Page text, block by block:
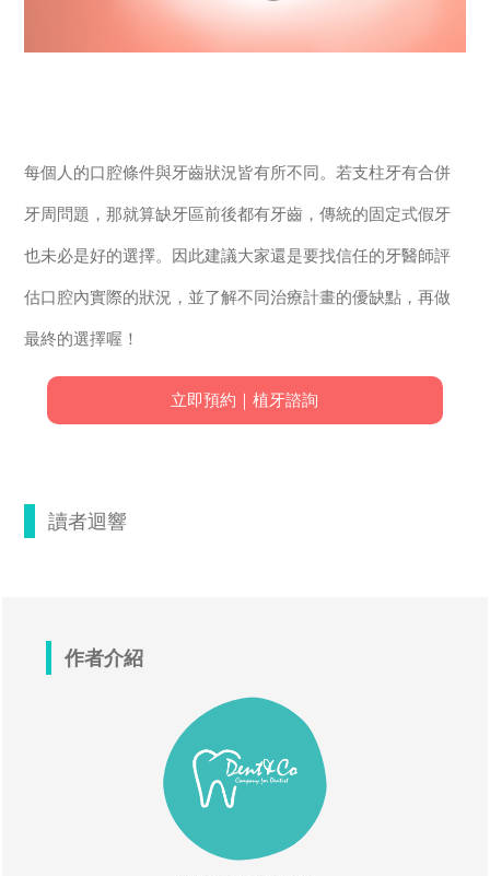
每個人的口腔條件與牙齒狀況皆有所不同。若支柱牙有合併
牙周問題，那就算缺牙區前後都有牙齒，傳統的固定式假牙
也未必是好的選擇。因此建議大家還是要找信任的牙醫師評
估口腔內實際的狀況，並了解不同治療計畫的優缺點，再做
最終的選擇喔！
立即預約｜植牙諮詢
讀者迴響
作者介紹